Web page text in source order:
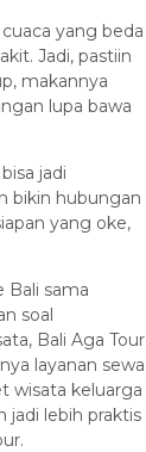
yang beda
Jadi, pastiin
makannya
lupa bawa
jadi
bikin hubungan
yang oke,
Bali sama
soal
Bali Aga Tour
layanan sewa
wisata keluarga
jadi lebih praktis